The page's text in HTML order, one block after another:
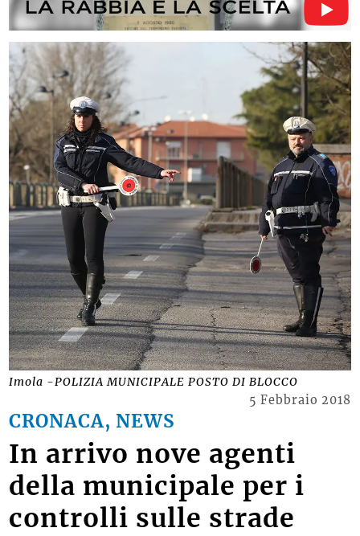
Imola -POLIZIA MUNICIPALE POSTO DI BLOCCO
CRONACA, NEWS
5 Febbraio 2018
In arrivo nove agenti
della municipale per i
controlli sulle strade